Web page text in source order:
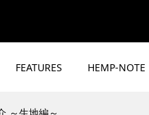
FEATURES HEMP-NOTE